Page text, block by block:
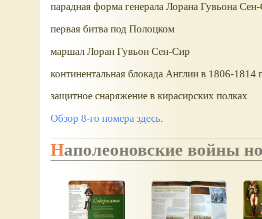
парадная форма генерала Лорана Гувьона
первая битва под Полоцком
маршал Лоран Гувьон Сен-Сир
континентальная блокада Англии в 1806-1814
защитное снаряжение в кирасирских полках
Обзор 8-го номера здесь.
Наполеоновские войны